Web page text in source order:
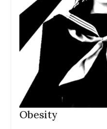
Obesity